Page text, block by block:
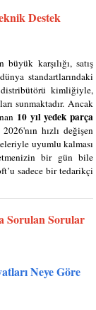
Destek
karşılığı, satış
standartlarındaki
kimliğiyle,
sunmaktadır. Ancak
10 yıl yedek parça
hızlı değişen
uyumlu kalması
bir gün bile
sadece bir tedarikçi
Sorulan Sorular
Neye Göre